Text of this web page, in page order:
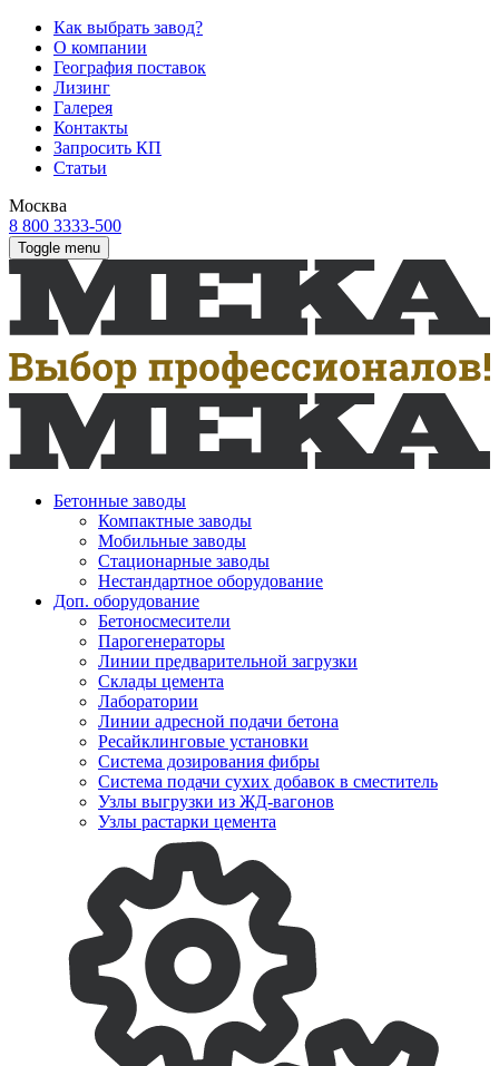
Как выбрать завод?
О компании
География поставок
Лизинг
Галерея
Контакты
Запросить КП
Статьи
Москва
8 800 3333-500
Toggle menu
Бетонные заводы
Компактные заводы
Мобильные заводы
Стационарные заводы
Нестандартное оборудование
Доп. оборудование
Бетоносмесители
Парогенераторы
Линии предварительной загрузки
Склады цемента
Лаборатории
Линии адресной подачи бетона
Ресайклинговые установки
Система дозирования фибры
Система подачи сухих добавок в сместитель
Узлы выгрузки из ЖД-вагонов
Узлы растарки цемента